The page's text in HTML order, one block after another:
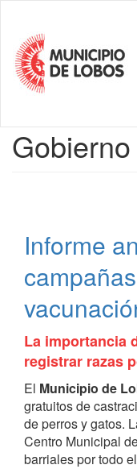
contenido
principal
Municipalidad
de Lobos
Contenido
Gobierno
Informe
La importancia
registrar razas
El Municipio de
gratuitos de
de perros y gatos.
Centro Municipal
barriales por todo